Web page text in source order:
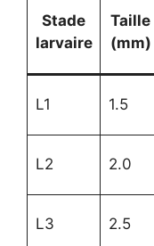
Stade
larvaire
Taille
(mm)
L1 1.5
L2 2.0
L3 2.5